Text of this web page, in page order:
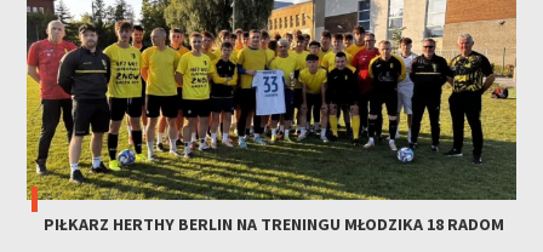
PIŁKARZ HERTHY BERLIN NA TRENINGU MŁODZIKA 18 RADOM